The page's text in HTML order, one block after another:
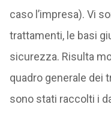
caso l’impresa). Vi
trattamenti, le basi
sicurezza. Risulta
quadro generale dei
sono stati raccolti i